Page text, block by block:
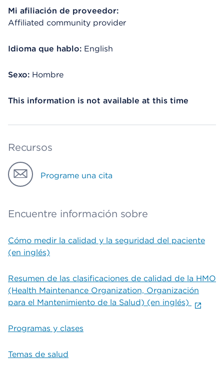
Mi afiliación de proveedor:
Affiliated community provider
Idioma que hablo: English
Sexo: Hombre
This information is not available at this time
Recursos
Programe una cita
Encuentre información sobre
Cómo medir la calidad y la seguridad del paciente
(en inglés)
Resumen de las clasificaciones de calidad de la HMO
(Health Maintenance Organization, Organización
para el Mantenimiento de la Salud) (en inglés)
Programas y clases
Temas de salud